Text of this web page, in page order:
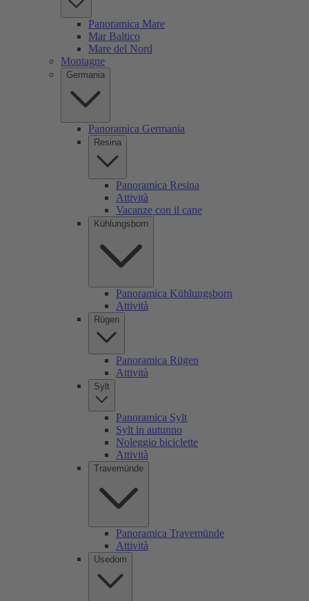
Panoramica Mare
Mar Baltico
Mare del Nord
Montagne
Germania
Panoramica Germania
Resina
Panoramica Resina
Attività
Vacanze con il cane
Kühlungsborn
Panoramica Kühlungsborn
Attività
Rügen
Panoramica Rügen
Attività
Sylt
Panoramica Sylt
Sylt in autunno
Noleggio biciclette
Attività
Travemünde
Panoramica Travemünde
Attività
Usedom